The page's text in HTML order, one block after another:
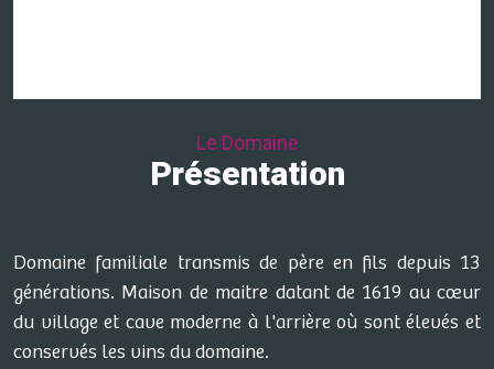
Le Domaine
Présentation
Domaine familiale transmis de père en fils depuis 13
générations. Maison de maitre datant de 1619 au cœur
du village et cave moderne à l'arrière où sont élevés et
conservés les vins du domaine.